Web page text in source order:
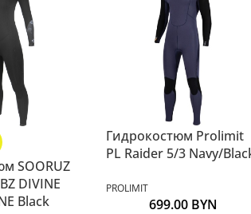
SOORUZ
DIVINE
Black
Гидрокостюм Prolimit
PL Raider 5/3 Navy/
PROLIMIT
699.00 BYN